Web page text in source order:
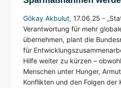
Gökay Akbulut, 17.06.25 -
Verantwortung für mehr
übernehmen, plant die
für
Hilfe weiter zu kürzen –
Menschen unter Hunger,
Konflikten und den Folgen der